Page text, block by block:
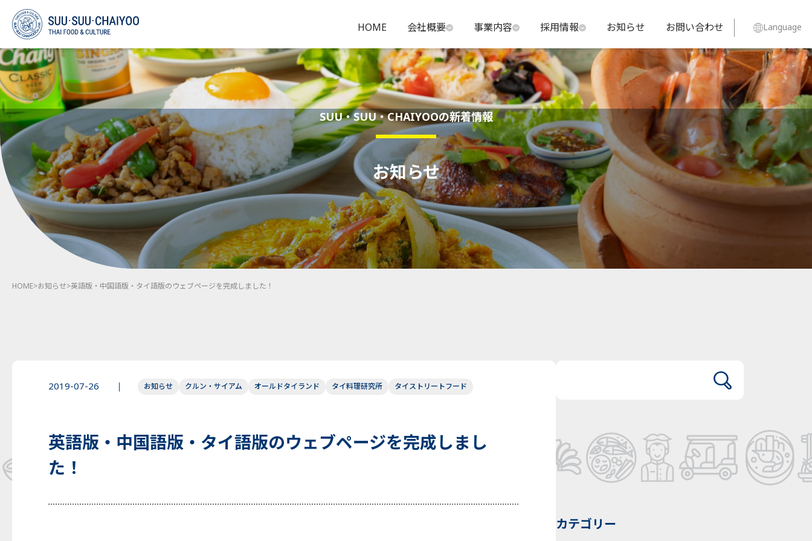
HOME 会社概要 事業内容 採用情報 お知らせ お問い合わせ Language
SUU・SUU・CHAIYOOの新着情報
お知らせ
HOME>お知らせ>英語版・中国語版・タイ語版のウェブページを完成しました！
2019-07-26 お知らせ クルン・サイアム オールドタイランド タイ料理研究所 タイストリートフード
英語版・中国語版・タイ語版のウェブページを完成しまし
た！
カテゴリー